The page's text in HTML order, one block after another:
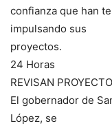
confianza que han
impulsando sus
proyectos.
24 Horas
REVISAN
El gobernador de
López, se